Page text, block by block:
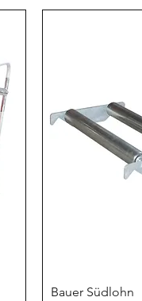
Bauer Südlohn